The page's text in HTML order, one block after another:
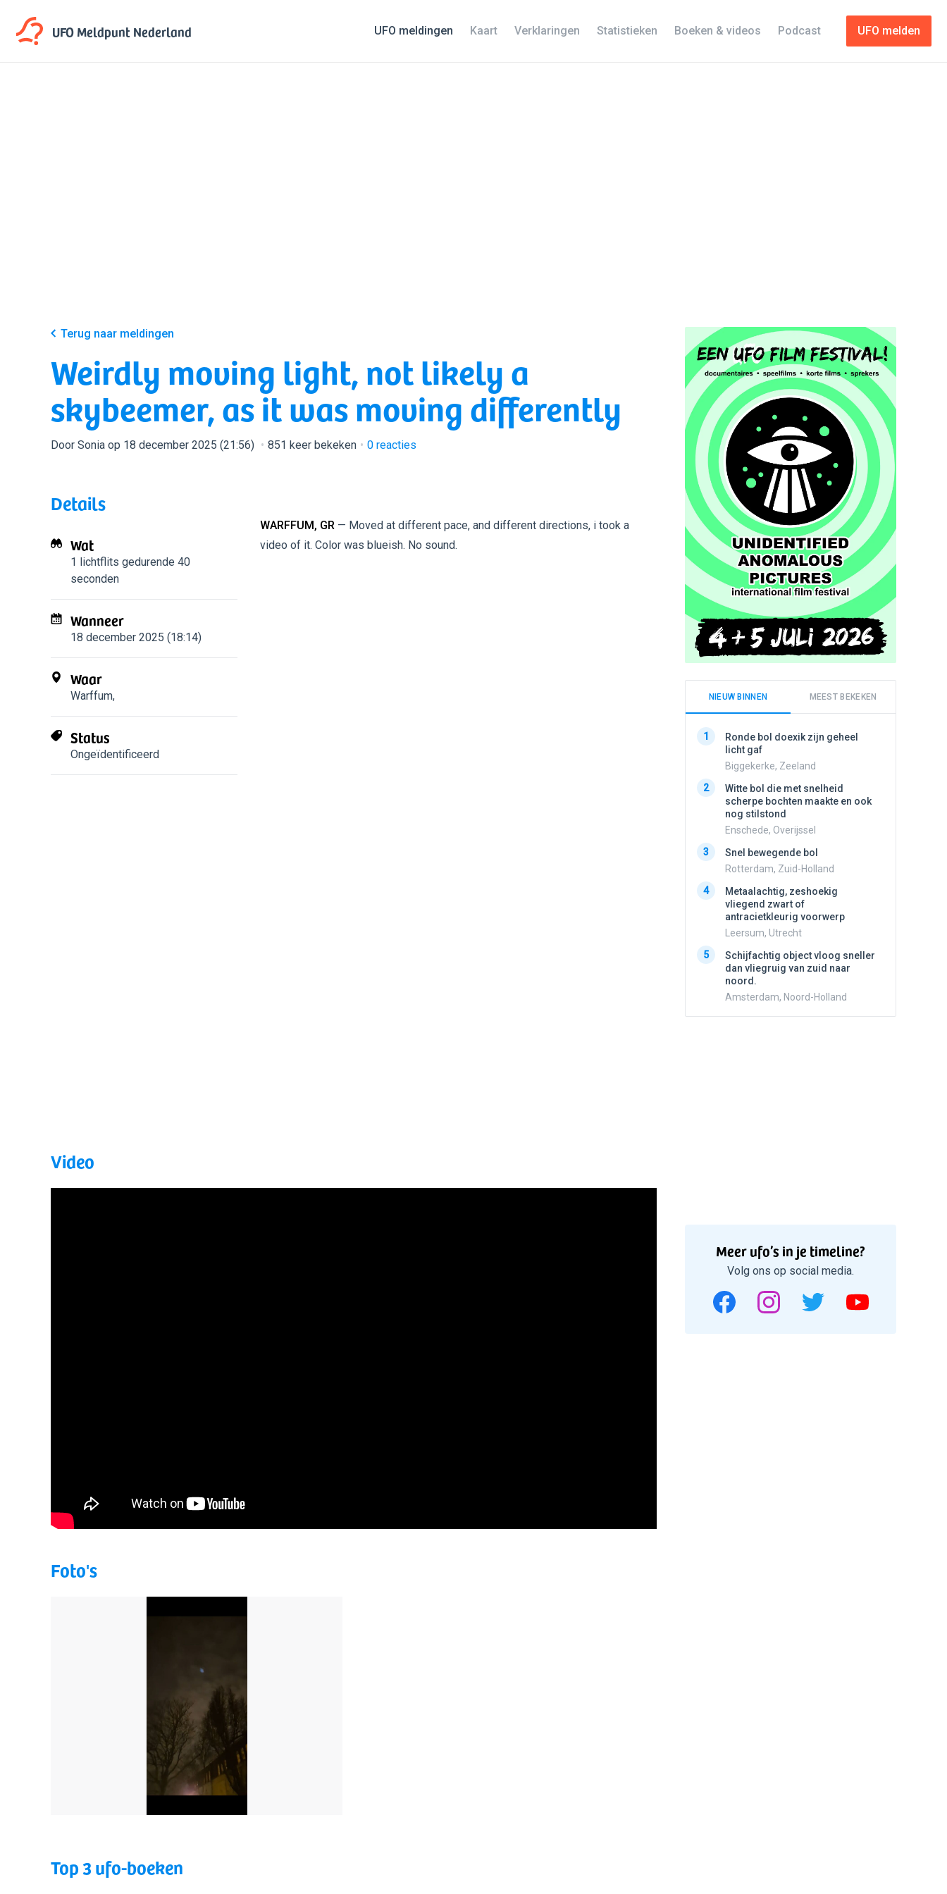
UFO MeldpuntNederland UFO melden
UFO meldingen Kaart Verklaringen Statistieken Boeken & videos Podcast
Terug naar meldingen
Weirdly moving light, not likely a
skybeemer, as it was moving differently
Door Sonia op 18 december 2025 (21:56) 851 keer bekeken 0 reacties
Details
Wat
1 lichtflits gedurende 40
seconden
Wanneer
18 december 2025 (18:14)
Waar
Warffum,
Status
Ongeïdentificeerd
WARFFUM, GR — Moved at different pace, and different directions, i took a
video of it. Color was blueish. No sound.
Video
Foto's
Top 3 ufo-boeken
NIEUW BINNEN MEEST BEKEKEN
1
Ronde bol doexik zijn geheel
licht gaf
Biggekerke, Zeeland
2
Witte bol die met snelheid
scherpe bochten maakte en ook
nog stilstond
Enschede, Overijssel
3
Snel bewegende bol
Rotterdam, Zuid-Holland
4
Metaalachtig, zeshoekig
vliegend zwart of
antracietkleurig voorwerp
Leersum, Utrecht
5
Schijfachtig object vloog sneller
dan vliegruig van zuid naar
noord.
Amsterdam, Noord-Holland
Meer ufo’s in je timeline?
Volg ons op social media.